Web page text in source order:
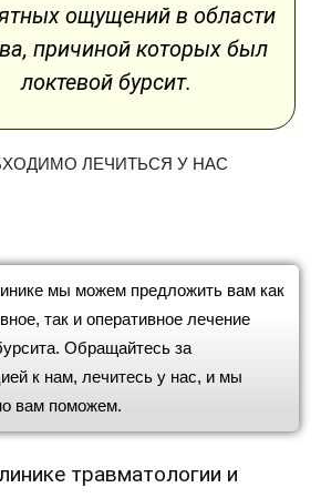
ощущений в области
причиной которых был
локтевой бурсит.
ЛЕЧИТЬСЯ У НАС
мы можем предложить вам как
так и оперативное лечение
Обращайтесь за
к нам, лечитесь у нас, и мы
вам поможем.
травматологии и